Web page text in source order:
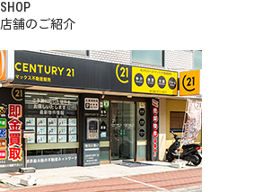
SHOP
店舗のご紹介